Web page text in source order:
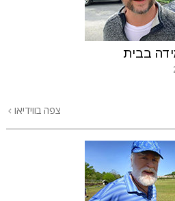
בבית
צפה בווידיאו